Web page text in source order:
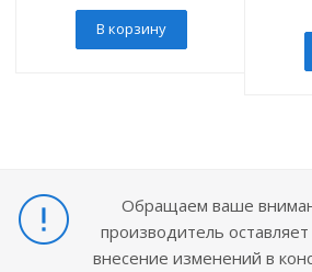
В корзину
Обращаем ваше
производитель
внесение изменений в